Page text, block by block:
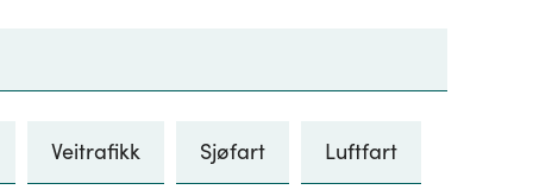
Veitrafikk Sjøfart Luftfart